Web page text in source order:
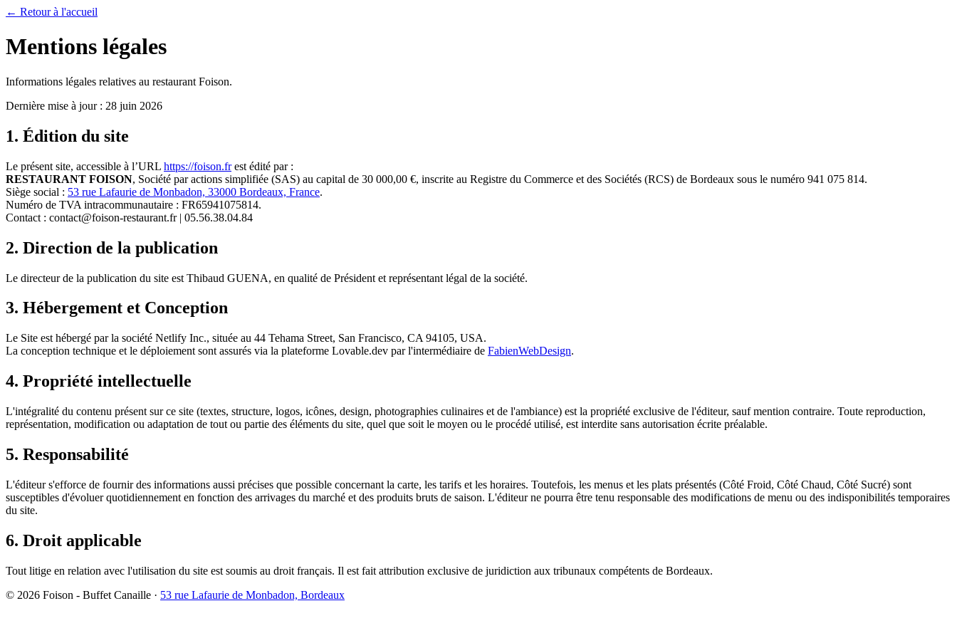
← Retour à l'accueil
Mentions légales
Informations légales relatives au restaurant Foison.
Dernière mise à jour : 28 juin 2026
1. Édition du site
Le présent site, accessible à l’URL https://foison.fr est édité par :
RESTAURANT FOISON, Société par actions simplifiée (SAS) au capital de 30 000,00 €, inscrite au Registre du Commerce et des Sociétés (RCS) de Bordeaux sous le numéro 941 075 814.
Siège social : 53 rue Lafaurie de Monbadon, 33000 Bordeaux, France.
Numéro de TVA intracommunautaire : FR65941075814.
Contact : contact@foison-restaurant.fr | 05.56.38.04.84
2. Direction de la publication
Le directeur de la publication du site est Thibaud GUENA, en qualité de Président et représentant légal de la société.
3. Hébergement et Conception
Le Site est hébergé par la société Netlify Inc., située au 44 Tehama Street, San Francisco, CA 94105, USA.
La conception technique et le déploiement sont assurés via la plateforme Lovable.dev par l'intermédiaire de FabienWebDesign.
4. Propriété intellectuelle
L'intégralité du contenu présent sur ce site (textes, structure, logos, icônes, design, photographies culinaires et de l'ambiance) est la propriété exclusive de l'éditeur, sauf mention contraire. Toute reproduction,
représentation, modification ou adaptation de tout ou partie des éléments du site, quel que soit le moyen ou le procédé utilisé, est interdite sans autorisation écrite préalable.
5. Responsabilité
L'éditeur s'efforce de fournir des informations aussi précises que possible concernant la carte, les tarifs et les horaires. Toutefois, les menus et les plats présentés (Côté Froid, Côté Chaud, Côté Sucré) sont
susceptibles d'évoluer quotidiennement en fonction des arrivages du marché et des produits bruts de saison. L'éditeur ne pourra être tenu responsable des modifications de menu ou des indisponibilités temporaires
du site.
6. Droit applicable
Tout litige en relation avec l'utilisation du site est soumis au droit français. Il est fait attribution exclusive de juridiction aux tribunaux compétents de Bordeaux.
© 2026 Foison - Buffet Canaille · 53 rue Lafaurie de Monbadon, Bordeaux